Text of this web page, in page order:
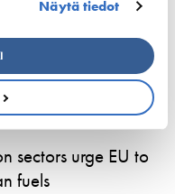
Näytä tiedot
parhaillaan Viking
uran
sectors urge EU to
fuels